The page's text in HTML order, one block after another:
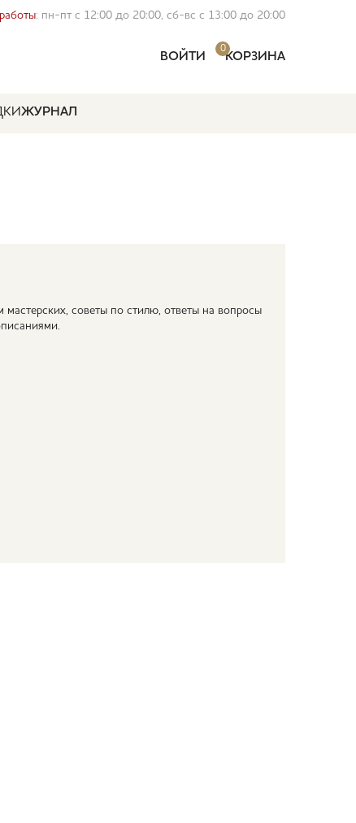
: пн-пт с 12:00 до 20:00, сб-вс с 13:00 до 20:00
ВОЙТИ
0
КОРЗИНА
ЖУРНАЛ
советы по стилю, ответы на вопросы